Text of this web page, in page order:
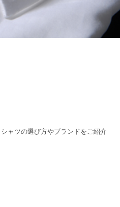
ャツの選び方やブランドをご紹介